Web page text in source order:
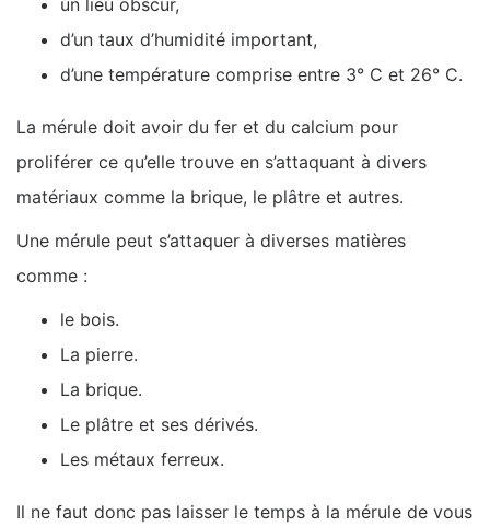
d’un taux d’humidité important,
d’une température comprise entre 3° C et 26° C.
La mérule doit avoir du fer et du calcium pour
proliférer ce qu’elle trouve en s’attaquant à divers
matériaux comme la brique, le plâtre et autres.
Une mérule peut s’attaquer à diverses matières
comme :
le bois.
La pierre.
La brique.
Le plâtre et ses dérivés.
Les métaux ferreux.
Il ne faut donc pas laisser le temps à la mérule de vous